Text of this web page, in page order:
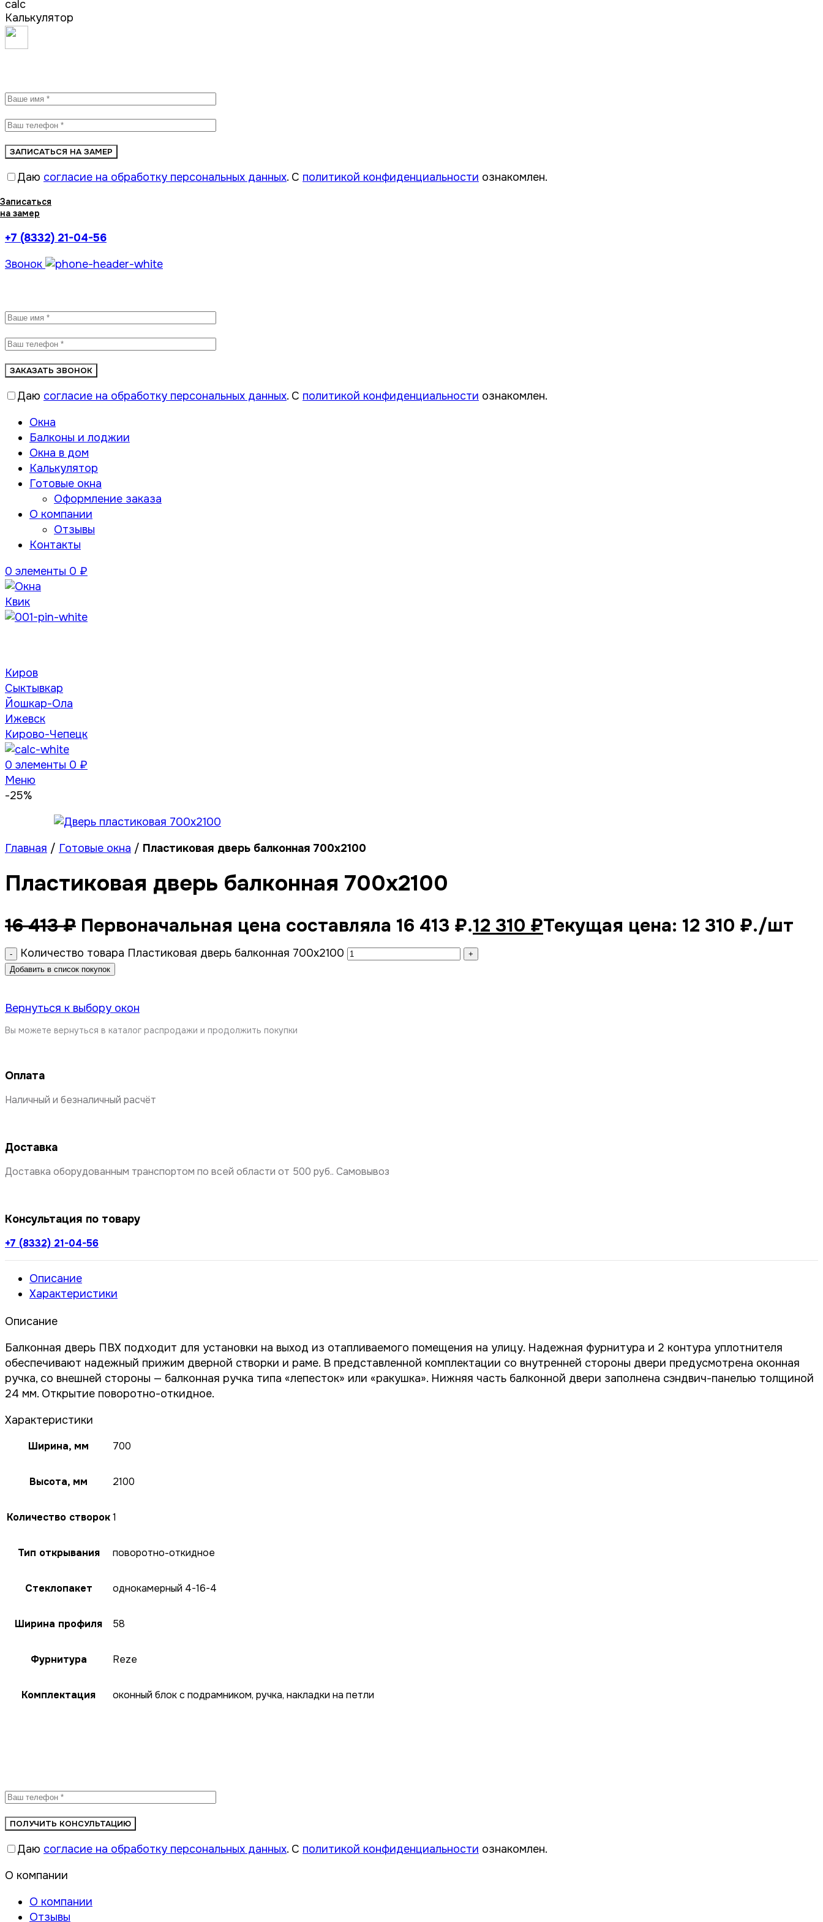
Калькулятор
Даю согласие на обработку персональных данных. С политикой конфиденциальности ознакомлен.
Записаться
на замер
+7 (8332) 21-04-56
Звонок
Даю согласие на обработку персональных данных. С политикой конфиденциальности ознакомлен.
Окна
Балконы и лоджии
Окна в дом
Калькулятор
Готовые окна
Оформление заказа
О компании
Отзывы
Контакты
0 элементы 0 ₽
Киров
Сыктывкар
Йошкар-Ола
Ижевск
Кирово-Чепецк
0 элементы 0 ₽
Меню
-25%
Главная / Готовые окна / Пластиковая дверь балконная 700х2100
Пластиковая дверь балконная 700х2100
16 413₽ Первоначальная цена составляла 16 413 ₽.12 310 ₽Текущая цена: 12 310 ₽./шт
Количество товара Пластиковая дверь балконная 700х2100
Добавить в список покупок
Вернуться к выбору окон
Вы можете вернуться в каталог распродажи и продолжить покупки
Оплата
Наличный и безналичный расчёт
Доставка
Доставка оборудованным транспортом по всей области от 500 руб.. Самовывоз
Консультация по товару
+7 (8332) 21-04-56
Описание
Характеристики
Описание
Балконная дверь ПВХ подходит для установки на выход из отапливаемого помещения на улицу. Надежная фурнитура и 2 контура уплотнителя
обеспечивают надежный прижим дверной створки и раме. В представленной комплектации со внутренней стороны двери предусмотрена оконная
ручка, со внешней стороны — балконная ручка типа «лепесток» или «ракушка». Нижняя часть балконной двери заполнена сэндвич-панелью толщиной
24 мм. Открытие поворотно-откидное.
Характеристики
Ширина, мм 700
Высота, мм 2100
Количество створок1
Тип открывания поворотно-откидное
Стеклопакет однокамерный 4-16-4
Ширина профиля 58
Фурнитура Reze
Комплектация оконный блок с подрамником, ручка, накладки на петли
Даю согласие на обработку персональных данных. С политикой конфиденциальности ознакомлен.
О компании
О компании
Отзывы